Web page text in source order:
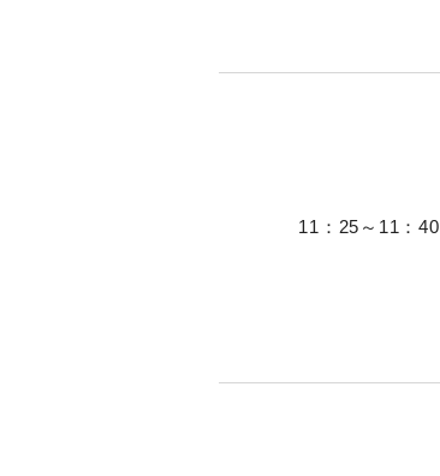
11：25～11：40